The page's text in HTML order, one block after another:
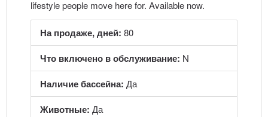
lifestyle people move here for. Available now.
На продаже, дней: 80
Что включено в обслуживание: N
Наличие бассейна: Да
Животные: Да